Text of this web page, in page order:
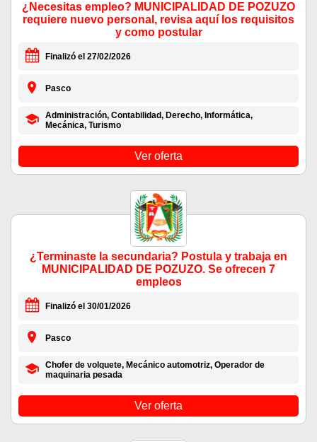
¿Necesitas empleo? MUNICIPALIDAD DE POZUZO
requiere nuevo personal, revisa aquí los requisitos
y como postular
Finalizó el 27/02/2026
Pasco
Administración, Contabilidad, Derecho, Informática,
Mecánica, Turismo
Ver oferta
¿Terminaste la secundaria? Postula y trabaja en
MUNICIPALIDAD DE POZUZO. Se ofrecen 7
empleos
Finalizó el 30/01/2026
Pasco
Chofer de volquete, Mecánico automotriz, Operador de
maquinaria pesada
Ver oferta